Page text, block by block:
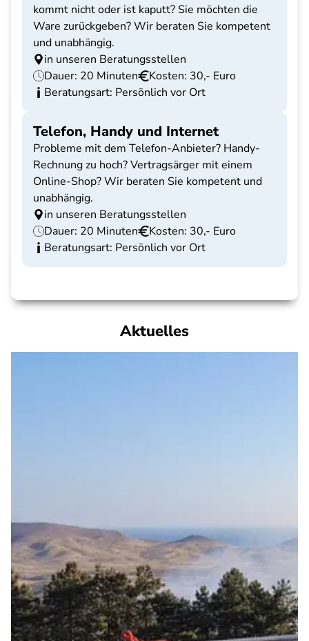
kommt nicht oder ist kaputt? Sie möchten die
Ware zurückgeben? Wir beraten Sie kompetent
und unabhängig.
in unseren Beratungsstellen
Dauer: 20 Minuten
Kosten: 30,- Euro
Beratungsart: Persönlich vor Ort
Telefon, Handy und Internet
Probleme mit dem Telefon-Anbieter? Handy-
Rechnung zu hoch? Vertragsärger mit einem
Online-Shop? Wir beraten Sie kompetent und
unabhängig.
in unseren Beratungsstellen
Dauer: 20 Minuten
Kosten: 30,- Euro
Beratungsart: Persönlich vor Ort
Aktuelles